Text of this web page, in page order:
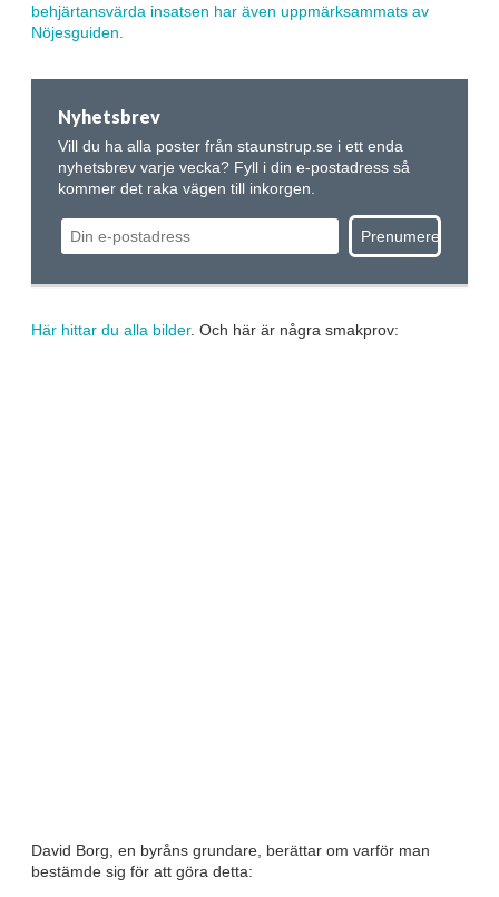
behjärtansvärda insatsen har även uppmärksammats av
Nöjesguiden.
Nyhetsbrev
Vill du ha alla poster från staunstrup.se i ett enda
nyhetsbrev varje vecka? Fyll i din e-postadress så
kommer det raka vägen till inkorgen.
Här hittar du alla bilder. Och här är några smakprov:
David Borg, en byråns grundare, berättar om varför man
bestämde sig för att göra detta: